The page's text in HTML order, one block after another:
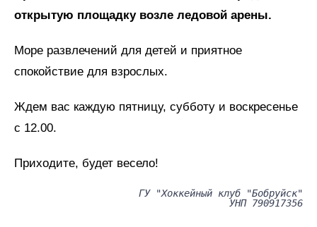
открытую площадку возле ледовой арены.
Море развлечений для детей и приятное
спокойствие для взрослых.
Ждем вас каждую пятницу, субботу и воскресенье
с 12.00.
Приходите, будет весело!
ГУ "Хоккейный клуб "Бобруйск"
УНП 790917356